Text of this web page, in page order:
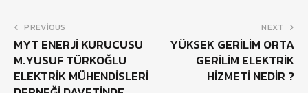
PREVIOUS
MYT ENERJİ KURUCUSU
M.YUSUF TÜRKOĞLU
ELEKTRİK MÜHENDİSLERİ
NEXT
YÜKSEK GERİLİM ORTA
GERİLİM ELEKTRİK
HİZMETİ NEDİR ?